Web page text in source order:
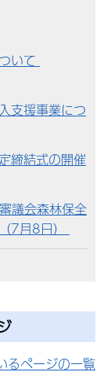
いて
支援事業につ
締結式の開催
議会森林保全
7月8日）
るページの一覧